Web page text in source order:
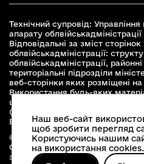
Технічний супровід:
апарату облвійськадміністрації
Відповідальні за зміст
облвійськадміністрації:
облвійськадміністрації, районні
територіальні підрозділи
веб-сторінки яких розміщені
Використання будь-яких
цьому сайті, дозволяється при
(для інтернет-видань -
Вінницької
© 2026 Весь контент доступний
Commons Attribution 4.0
зазначено інше
Наш веб-сайт
щоб зробити перегляд
Користуючись нашим
на використання cookies.